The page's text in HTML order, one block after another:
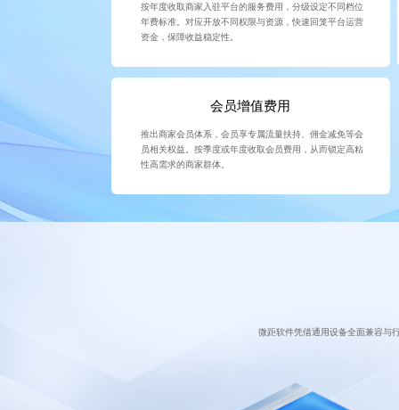
按年度收取商家入驻平台的服务费用，分级设定不同档位
年费标准。对应开放不同权限与资源，快速回笼平台运营
资金，保障收益稳定性。
会员增值费用
推出商家会员体系，会员享专属流量扶持、佣金减免等会
员相关权益。按季度或年度收取会员费用，从而锁定高粘
性高需求的商家群体。
微距软件凭借通用设备全面兼容与